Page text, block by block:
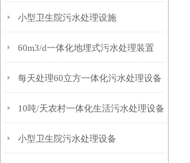
小型卫生院污水处理设施
60m3/d一体化地埋式污水处理装置
每天处理60立方一体化污水处理设备
10吨/天农村一体化生活污水处理设备
小型卫生院污水处理设备